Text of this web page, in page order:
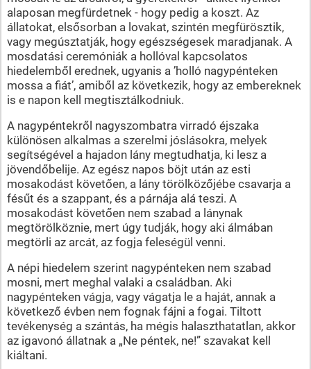
alaposan megfürdetnek - hogy pedig a koszt. Az
állatokat, elsősorban a lovakat, szintén megfürösztik,
vagy megúsztatják, hogy egészségesek maradjanak. A
mosdatási ceremóniák a hollóval kapcsolatos
hiedelemből erednek, ugyanis a ’holló nagypénteken
mossa a fiát’, amiből az következik, hogy az embereknek
is e napon kell megtisztálkodniuk.
A nagypéntekről nagyszombatra virradó éjszaka
különösen alkalmas a szerelmi jóslásokra, melyek
segítségével a hajadon lány megtudhatja, ki lesz a
jövendőbelije. Az egész napos böjt után az esti
mosakodást követően, a lány törölközőjébe csavarja a
fésűt és a szappant, és a párnája alá teszi. A
mosakodást követően nem szabad a lánynak
megtörölköznie, mert úgy tudják, hogy aki álmában
megtörli az arcát, az fogja feleségül venni.
A népi hiedelem szerint nagypénteken nem szabad
mosni, mert meghal valaki a családban. Aki
nagypénteken vágja, vagy vágatja le a haját, annak a
következő évben nem fognak fájni a fogai. Tiltott
tevékenység a szántás, ha mégis halaszthatatlan, akkor
az igavonó állatnak a „Ne péntek, ne!” szavakat kell
kiáltani.